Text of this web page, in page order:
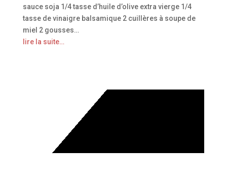
sauce soja 1/4 tasse d’huile d’olive extra vierge 1/4
tasse de vinaigre balsamique 2 cuillères à soupe de
miel 2 gousses…
lire la suite…